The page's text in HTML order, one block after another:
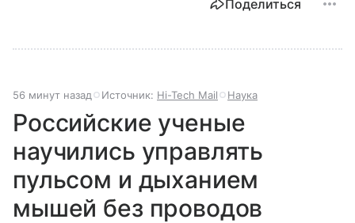
Поделиться
56 минут назад Источник: Hi-Tech Mail Наука
Российские ученые
научились управлять
пульсом и дыханием
мышей без проводов